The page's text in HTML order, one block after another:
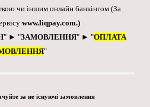
чи іншим онлайн банкінгом (За
www.liqpay.com.)
" ► "ЗАМОВЛЕННЯ" ► "ОПЛАТА
"
за не існуючі замовлення